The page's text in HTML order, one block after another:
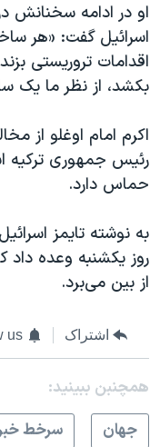
سفر پرزیدنت ترامپ به
اسرائيل گفت: «هر
اقدامات تروریستی
بکشد، از نظر ما یک
اکرم امام اوغلو از
رئیس جمهوری ترکیه
حماس دارد.
به نوشته تایمز
روز یکشنبه وعده
از بین می‌برد.
اشتراک us
همچنبن ببینید:
جهان
سرخط